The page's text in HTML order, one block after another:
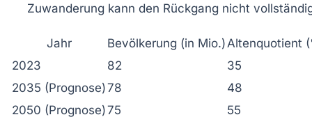
Zuwanderung kann den Rückgang nicht
Jahr Bevölkerung (in Mio.) Altenquotient
2023
82
35
2035 (Prognose)78
48
2050 (Prognose)75
55